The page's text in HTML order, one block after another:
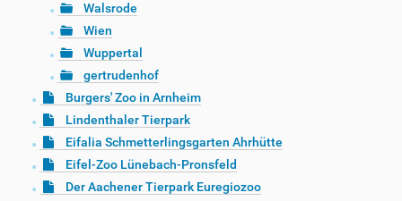
Walsrode
Wien
Wuppertal
gertrudenhof
Burgers' Zoo in Arnheim
Lindenthaler Tierpark
Eifalia Schmetterlingsgarten Ahrhütte
Eifel-Zoo Lünebach-Pronsfeld
Der Aachener Tierpark Euregiozoo